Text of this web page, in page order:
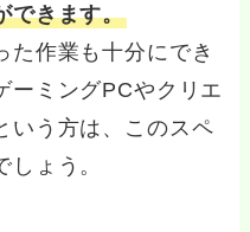
できます。
た作業も十分にでき
ーミングPCやクリエ
いう方は、このスペ
ょう。